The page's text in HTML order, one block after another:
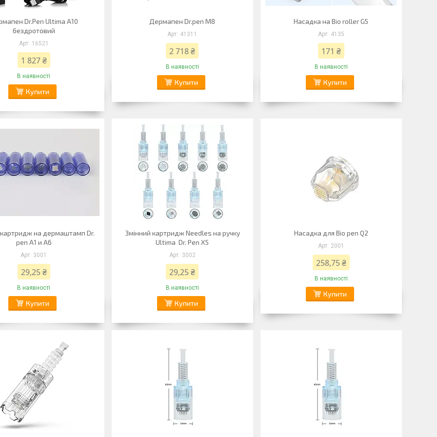
Dr.Pen Ultima A10
бездротовий
16521
1 827 ₴
В наявності
Купити
Дермапен Dr.pen M8
41311
2 718 ₴
В наявності
Купити
Насадка на Bio roller G5
4135
171 ₴
В наявності
Купити
на дермаштамп Dr.
pen A1 и A6
3001
29,25 ₴
В наявності
Купити
Змінний картридж Needles на ручку
Ultima Dr. Pen X5
3002
29,25 ₴
В наявності
Купити
Насадка для Bio pen Q2
2001
258,75 ₴
В наявності
Купити